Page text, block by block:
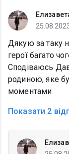
Дякую за таку
герої багато
Сподіваюсь
родиною, яке
моментами
Показати 2